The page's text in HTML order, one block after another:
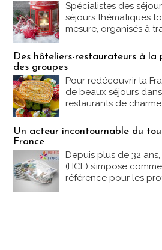
Spécialistes des
séjours thématiques
mesure, organisés à
Des hôteliers-restaurateurs à la
des groupes
Pour redécouvrir la
de beaux séjours
restaurants de
Un acteur incontournable du
France
Depuis plus de 32
(HCF) s’impose
référence pour les